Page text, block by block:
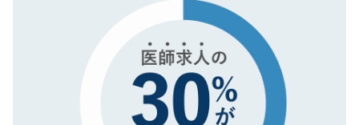
で、機密保持に関してもご安心ください。